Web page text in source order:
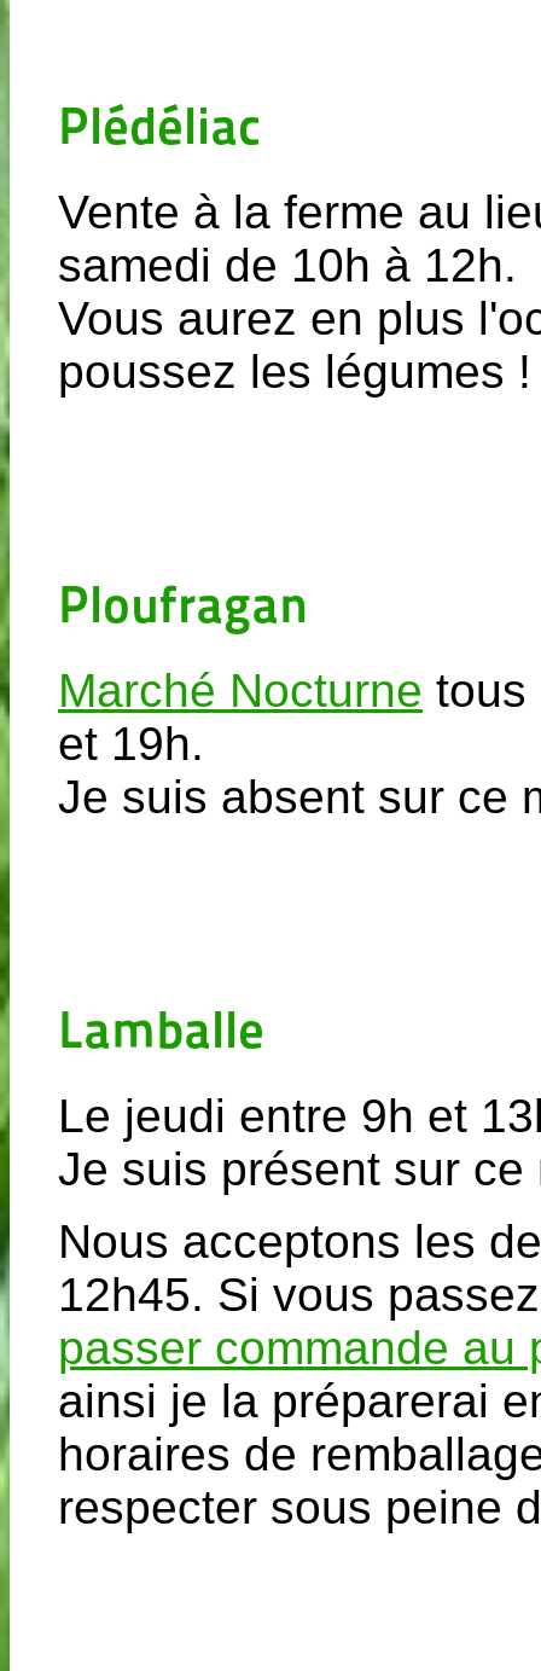
Plédéliac
Vente à la ferme au
samedi de 10h à 12h.
Vous aurez en plus
poussez les légumes !
Ploufragan
Marché Nocturne tous
et 19h.
Je suis absent sur ce
Lamballe
Le jeudi entre 9h et
Je suis présent sur
Nous acceptons les
12h45. Si vous
passer commande au
ainsi je la préparerai
horaires de
respecter sous peine